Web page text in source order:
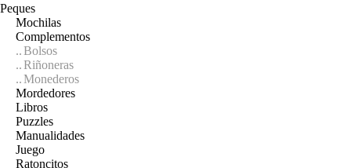
Peques
Mochilas
Complementos
Bolsos
Riñoneras
Monederos
Mordedores
Libros
Puzzles
Manualidades
Juego
Ratoncitos